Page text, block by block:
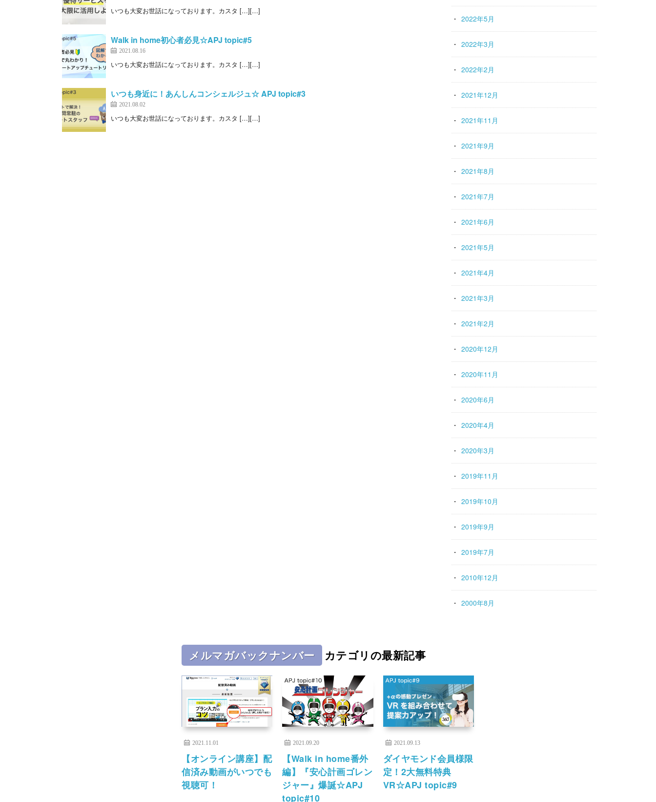
いつも大変お世話になっております。カスタ […][…]
Walk in home初心者必見☆APJ topic#5
2021.08.16
いつも大変お世話になっております。カスタ […][…]
いつも身近に！あんしんコンシェルジュ☆ APJ topic#3
2021.08.02
いつも大変お世話になっております。カスタ […][…]
2022年5月
2022年3月
2022年2月
2021年12月
2021年11月
2021年9月
2021年8月
2021年7月
2021年6月
2021年5月
2021年4月
2021年3月
2021年2月
2020年12月
2020年11月
2020年6月
2020年4月
2020年3月
2019年11月
2019年10月
2019年9月
2019年7月
2010年12月
2000年8月
メルマガバックナンバー カテゴリの最新記事
2021.11.01
【オンライン講座】配
信済み動画がいつでも
視聴可！
2021.09.20
【Walk in home番外
編】『安心計画ゴレン
ジャー』爆誕☆APJ
topic#10
2021.09.13
ダイヤモンド会員様限
定！2大無料特典
VR☆APJ topic#9